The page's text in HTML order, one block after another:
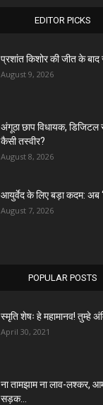
EDITOR PICKS
प्रशांत किशोर की जीत के बाद
August 9, 2026
अंगूठा छाप विधायक,
कैसी तस्वीर?
August 8, 2026
आयुर्वेद के लिए बड़ा कदम: अब
August 7, 2026
POPULAR POSTS
स्मृति शेषः हे महामानव! तुम्हे
April 30, 2021
ना तामझाम ना लाव-लश्कर,
सड़क...